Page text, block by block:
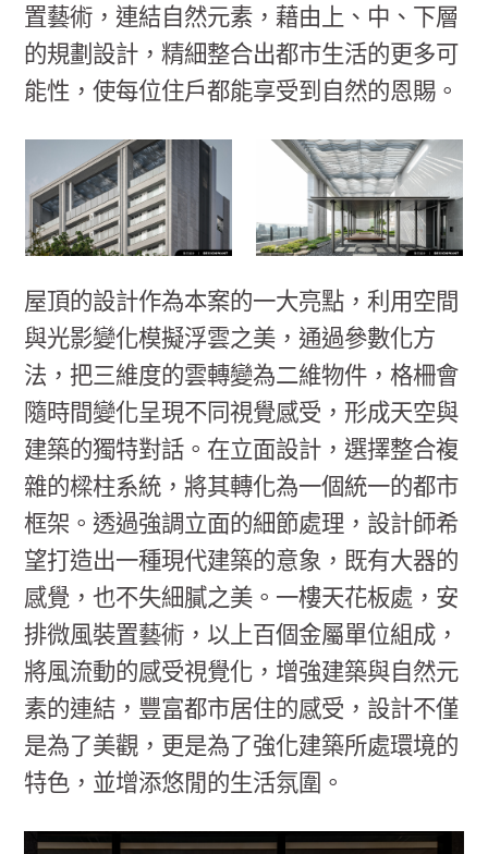
置藝術，連結自然元素，藉由上、中、下層
的規劃設計，精細整合出都市生活的更多可
能性，使每位住戶都能享受到自然的恩賜。
屋頂的設計作為本案的一大亮點，利用空間
與光影變化模擬浮雲之美，通過參數化方
法，把三維度的雲轉變為二維物件，格柵會
隨時間變化呈現不同視覺感受，形成天空與
建築的獨特對話。在立面設計，選擇整合複
雜的樑柱系統，將其轉化為一個統一的都市
框架。透過強調立面的細節處理，設計師希
望打造出一種現代建築的意象，既有大器的
感覺，也不失細膩之美。一樓天花板處，安
排微風裝置藝術，以上百個金屬單位組成，
將風流動的感受視覺化，增強建築與自然元
素的連結，豐富都市居住的感受，設計不僅
是為了美觀，更是為了強化建築所處環境的
特色，並增添悠閒的生活氛圍。